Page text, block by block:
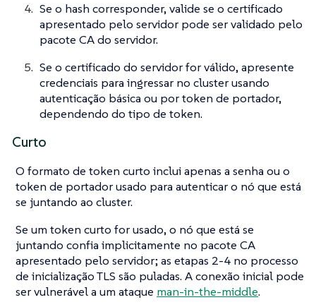
Se o hash corresponder, valide se o certificado
apresentado pelo servidor pode ser validado pelo
pacote CA do servidor.
Se o certificado do servidor for válido, apresente
credenciais para ingressar no cluster usando
autenticação básica ou por token de portador,
dependendo do tipo de token.
Curto
O formato de token curto inclui apenas a senha ou o
token de portador usado para autenticar o nó que está
se juntando ao cluster.
Se um token curto for usado, o nó que está se
juntando confia implicitamente no pacote CA
apresentado pelo servidor; as etapas 2-4 no processo
de inicialização TLS são puladas. A conexão inicial pode
ser vulnerável a um ataque man-in-the-middle.